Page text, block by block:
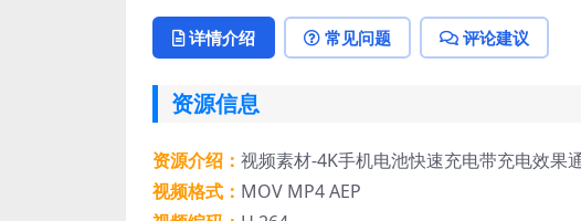
详情介绍 常见问题 评论建议
资源信息
资源介绍： 视频素材-4K手机电池快速充电带充电效果
视频格式： MOV MP4 AEP